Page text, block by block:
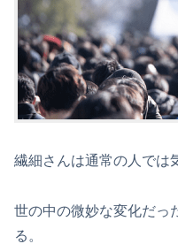
繊細さんは通常の人では
世の中の微妙な変化だっ
る。